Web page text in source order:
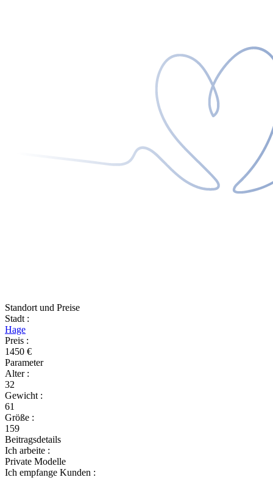
Standort und Preise
Stadt :
Hage
Preis :
1450 €
Parameter
Alter :
32
Gewicht :
61
Größe :
159
Beitragsdetails
Ich arbeite :
Private Modelle
Ich empfange Kunden :